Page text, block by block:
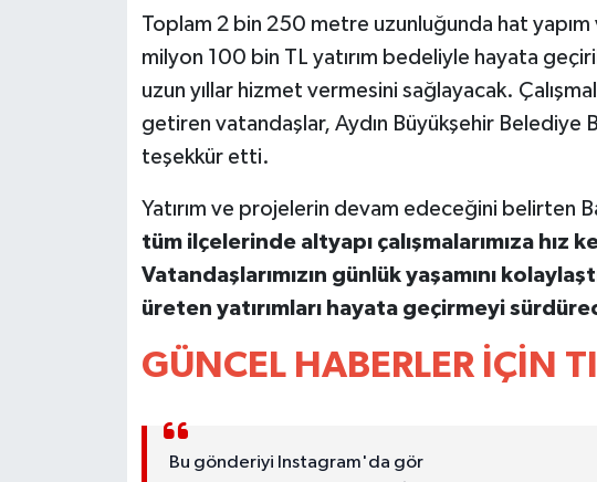
Toplam 2 bin 250 metre uzunluğunda hat
milyon 100 bin TL yatırım bedeliyle hayata
uzun yıllar hizmet vermesini sağlayacak.
getiren vatandaşlar, Aydın Büyükşehir Belediye
teşekkür etti.
Yatırım ve projelerin devam edeceğini belirten
tüm ilçelerinde altyapı çalışmalarımıza hız
Vatandaşlarımızın günlük yaşamını
üreten yatırımları hayata geçirmeyi
GÜNCEL HABERLER İÇİN
Bu gönderiyi Instagram'da gör
AFYONKARAHİSAR